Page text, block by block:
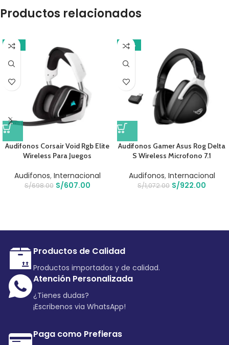
Productos relacionados
-13%
Audífonos Corsair Void Rgb Elite
Wireless Para Juegos
Audifonos, Internacional
S/698.00 S/607.00
-14%
Audifonos Gamer Asus Rog Delta
S Wireless Microfono 7.1
Audifonos, Internacional
S/1,072.00 S/922.00
Productos de Calidad
Productos importados y de calidad.
Atención Personalizada
¿Tienes dudas?
¡Escribenos via WhatsApp!
Paga como Prefieras